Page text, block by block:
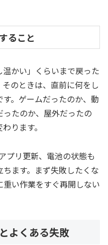
ること
かい」くらいまで戻った
のときは、直前に何をし
。ゲームだったのか、動
たのか、屋外だったの
ります。
プリ更新、電池の状態も
ます。まず失敗したくな
い作業をすぐ再開しない
よくある失敗